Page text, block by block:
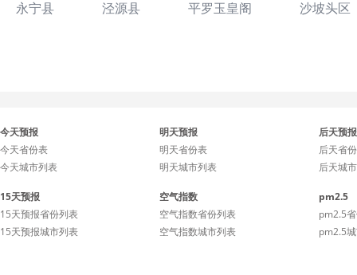
永宁县 泾源县 平罗玉皇阁 沙坡头区
今天预报
今天省份表
今天城市列表
明天预报
明天省份表
明天城市列表
后天预报
后天省
后天城
15天预报
15天预报省份列表
15天预报城市列表
空气指数
空气指数省份列表
空气指数城市列表
pm2.5
pm2.5
pm2.5